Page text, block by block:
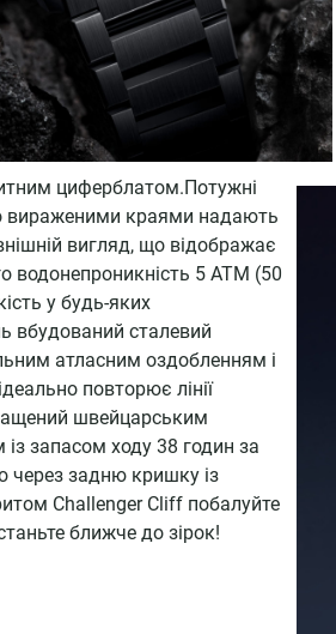
циферблатом.Потужні
вираженими краями надають
вигляд, що відображає
водонепроникність 5 АТМ (50
у будь-яких
вбудований сталевий
атласним оздобленням і
повторює лінії
швейцарським
запасом ходу 38 годин за
через задню кришку із
Challenger Cliff побалуйте
ближче до зірок!